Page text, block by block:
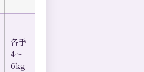
各手
4〜
6kg